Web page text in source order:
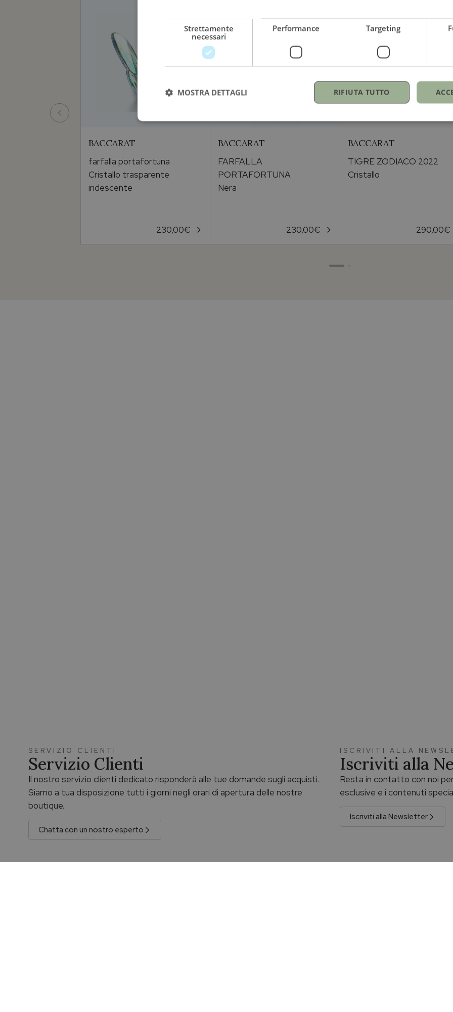
BACCARAT
farfalla portafortuna
Cristallo trasparente
iridescente
230,00€
BACCARAT
FARFALLA
PORTAFORTUNA
Nera
230,00€
BACCARAT
TIGRE ZODIACO 2022
Cristallo
290,00€
SERVIZIO CLIENTI
Servizio Clienti
Il nostro servizio clienti dedicato risponderà alle tue domande sugli acquisti.
Siamo a tua disposizione tutti i giorni negli orari di apertura delle nostre
boutique.
Chatta con un nostro esperto
ISCRIVITI ALLA
Iscriviti alla
Resta in contatto con noi
esclusive e i contenuti
Iscriviti alla Newsletter
Strettamente
necessari
Performance Targeting
RIFIUTA TUTTO
MOSTRA DETTAGLI